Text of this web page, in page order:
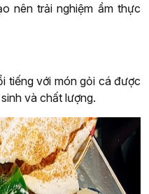
nên trải nghiệm ẩm thực
tiếng với món gỏi cá được
và chất lượng.